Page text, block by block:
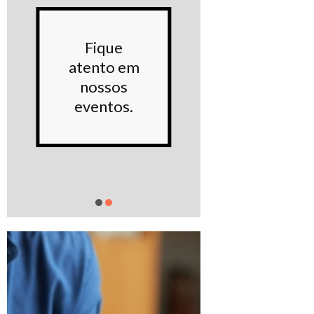
Fique
atento em
nossos
eventos.